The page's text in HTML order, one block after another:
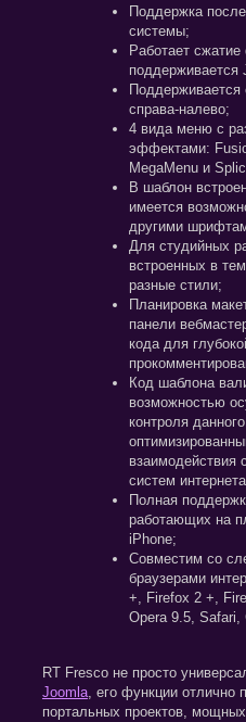
Поддержка
системы;
Работает
поддерживается
Поддерживается
справа-налево;
4 вида меню с
эффектами:
MegaMenu и
В шаблон
имеется
другими
Для студийных
встроенных в
разные стили;
Планировка
панели
кода для
Код шаблона
возможностью
контроля
взаимодействия
систем
Полная
работающих на
iPhone;
Совместим со
браузерами
+, Firefox 2 +,
Opera 9.5, Safari,
RT Fresco не просто
Joomla, его функции отлично
портальных проектов,